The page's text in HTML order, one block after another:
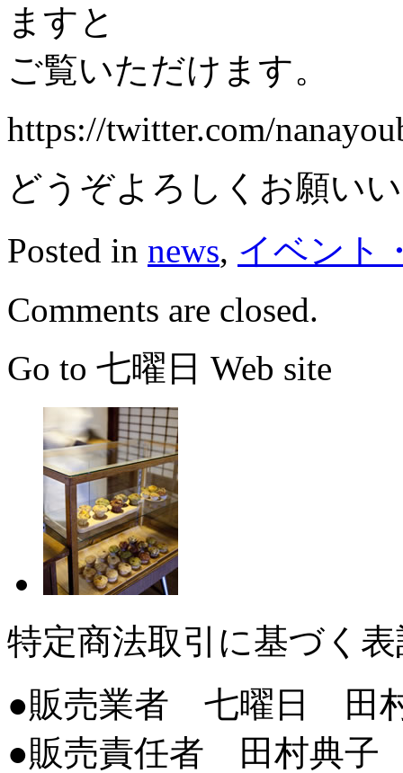
ますと
ご覧いただけます。
https://twitter.com/
どうぞよろしくお願い
Posted in news, イベント
Comments are closed.
Go to 七曜日 Web site
特定商法取引に基づく
●販売業者 七曜日 田
●販売責任者 田村典子